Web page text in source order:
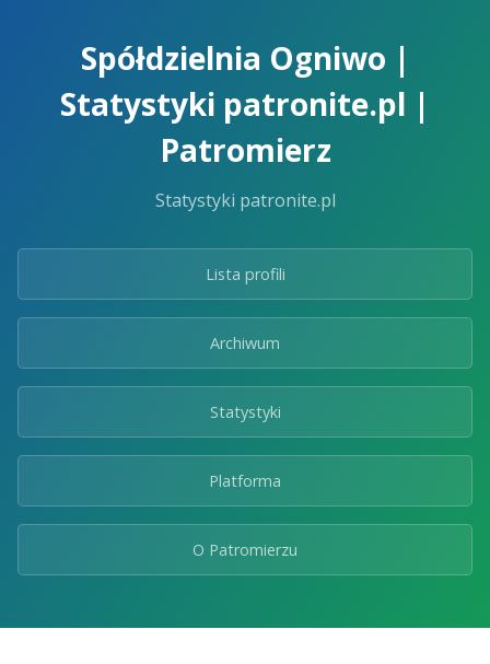
Spółdzielnia Ogniwo |
Statystyki patronite.pl |
Patromierz
Statystyki patronite.pl
Lista profili
Archiwum
Statystyki
Platforma
O Patromierzu